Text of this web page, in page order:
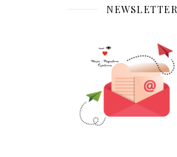
NEWSLETTER